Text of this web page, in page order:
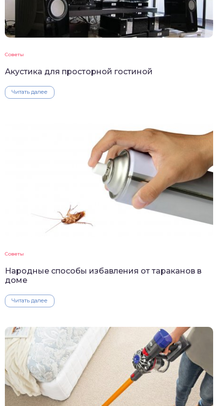
Советы
Акустика для просторной гостиной
Читать далее
Советы
Народные способы избавления от тараканов в
доме
Читать далее